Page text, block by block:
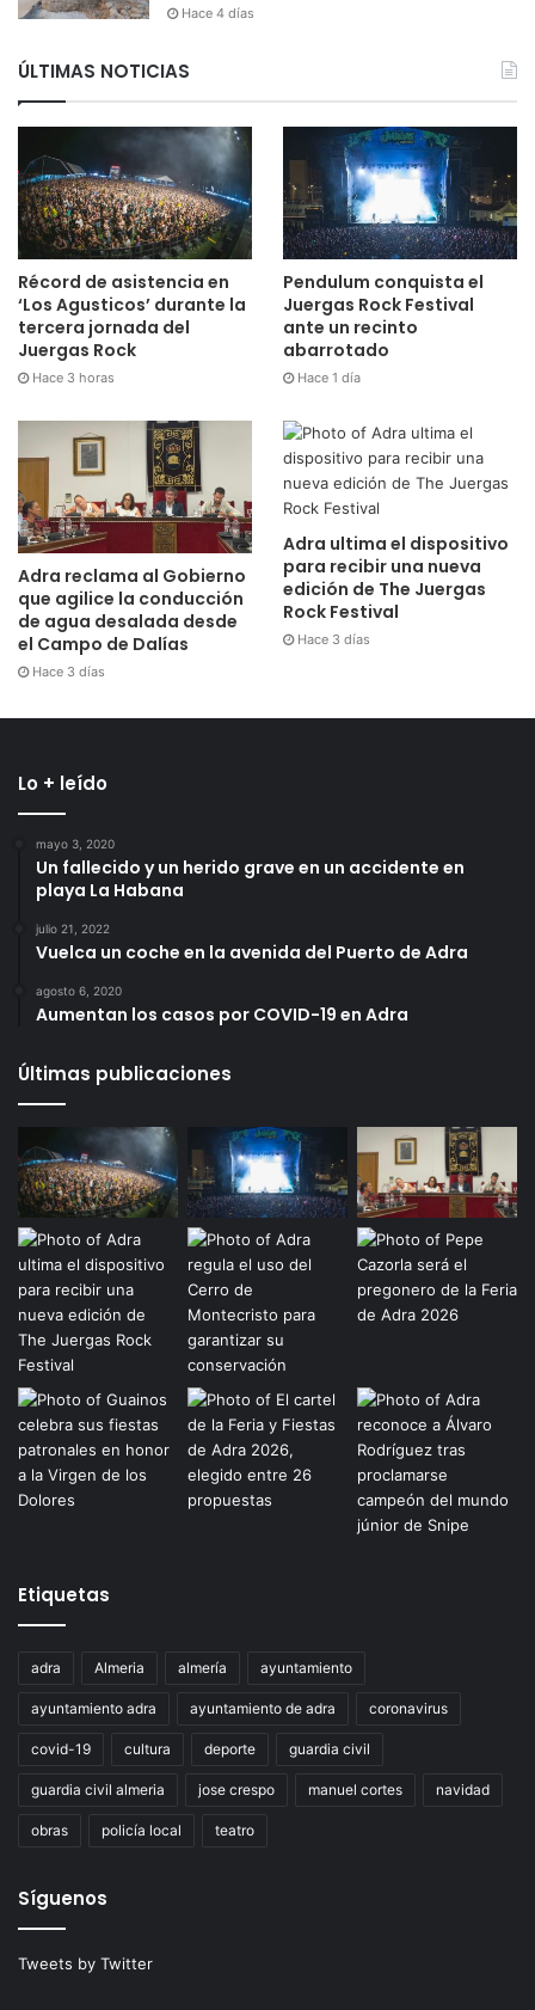
Hace 4 días
ÚLTIMAS NOTICIAS
Récord de asistencia en
‘Los Agusticos’ durante la
tercera jornada del
Juergas Rock
Hace 3 horas
Pendulum conquista el
Juergas Rock Festival
ante un recinto
abarrotado
Hace 1 día
Adra reclama al Gobierno
que agilice la conducción
de agua desalada desde
el Campo de Dalías
Hace 3 días
Adra ultima el dispositivo
para recibir una nueva
edición de The Juergas
Rock Festival
Hace 3 días
Lo + leído
mayo 3, 2020
Un fallecido y un herido grave en un accidente en
playa La Habana
julio 21, 2022
Vuelca un coche en la avenida del Puerto de Adra
agosto 6, 2020
Aumentan los casos por COVID-19 en Adra
Últimas publicaciones
Etiquetas
adra Almeria almería ayuntamiento
ayuntamiento adra ayuntamiento de adra coronavirus
covid-19 cultura deporte guardia civil
guardia civil almeria jose crespo manuel cortes navidad
obras policía local teatro
Síguenos
Tweets by Twitter